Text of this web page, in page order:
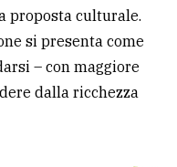
proposta culturale.
si presenta come
– con maggiore
dalla ricchezza